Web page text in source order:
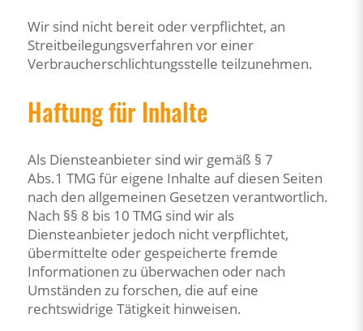
Wir sind nicht bereit oder verpflichtet, an
Streitbeilegungsverfahren vor einer
Verbraucherschlichtungsstelle teilzunehmen.
Haftung für Inhalte
Als Diensteanbieter sind wir gemäß § 7
Abs.1 TMG für eigene Inhalte auf diesen Seiten
nach den allgemeinen Gesetzen verantwortlich.
Nach §§ 8 bis 10 TMG sind wir als
Diensteanbieter jedoch nicht verpflichtet,
übermittelte oder gespeicherte fremde
Informationen zu überwachen oder nach
Umständen zu forschen, die auf eine
rechtswidrige Tätigkeit hinweisen.